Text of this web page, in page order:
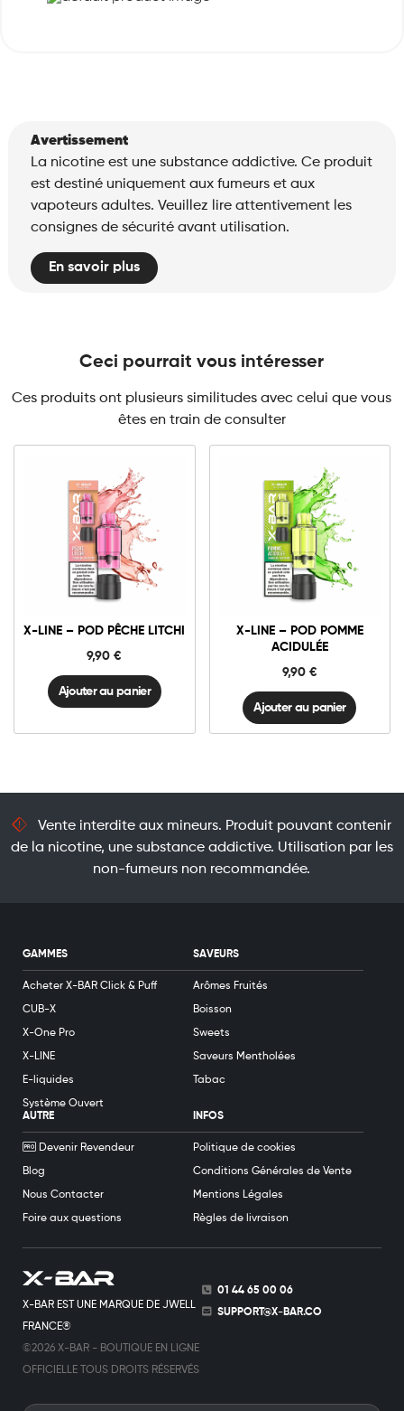
Avertissement
La nicotine est une substance addictive. Ce produit
est destiné uniquement aux fumeurs et aux
vapoteurs adultes. Veuillez lire attentivement les
consignes de sécurité avant utilisation.
En savoir plus
Ceci pourrait vous intéresser
Ces produits ont plusieurs similitudes avec celui que vous
êtes en train de consulter
X-LINE – POD PÊCHE LITCHI
9,90€
10mg 20mg
-
Pêche
quantité
Ajouter au panier
Ajouter au panier
X-LINE – POD POMME
ACIDULÉE
9,90 €
10mg 20mg
-
Pomme
Acidulée
quantité
Ajouter au panier
Vente interdite aux mineurs. Produit pouvant contenir
de la nicotine, une substance addictive. Utilisation par les
non-fumeurs non recommandée.
X-BAR EST UNE MARQUE DE JWELL
FRANCE®
©2026 X-BAR - BOUTIQUE EN LIGNE
OFFICIELLE TOUS DROITS RÉSERVÉS
01 44 65 00 06
SUPPORT@X-BAR.CO
GAMMES
Acheter X-BAR Click & Puff
CUB-X
X-One Pro
X-LINE
E-liquides
Système Ouvert
SAVEURS
Arômes Fruités
Boisson
Sweets
Saveurs Mentholées
Tabac
AUTRE
Devenir Revendeur
Blog
Nous Contacter
Foire aux questions
INFOS
Politique de cookies
Conditions Générales de Vente
Mentions Légales
Règles de livraison